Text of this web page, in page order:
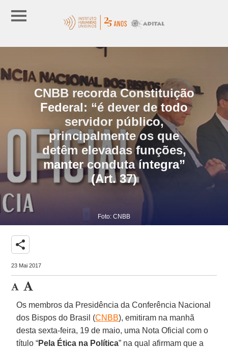
CNBB recorda Constituição
Federal: “é dever de todo
servidor público,
principalmente os que
detêm elevadas funções,
manter conduta íntegra”
(Art. 37)
Foto: CNBB
share
23 Mai 2017
Os membros da Presidência da Conferência Nacional
dos Bispos do Brasil (CNBB), emitiram na manhã
desta sexta-feira, 19 de maio, uma Nota Oficial com o
título “Pela Ética na Política” na qual afirmam que a